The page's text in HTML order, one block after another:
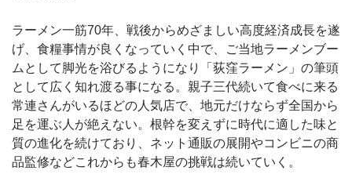
ラーメン一筋70年、戦後からめざましい高度経済成長を遂
げ、食糧事情が良くなっていく中で、ご当地ラーメンブー
ムとして脚光を浴びるようになり「荻窪ラーメン」の筆頭
として広く知れ渡る事になる。親子三代続いて食べに来る
常連さんがいるほどの人気店で、地元だけならず全国から
足を運ぶ人が絶えない。根幹を変えずに時代に適した味と
質の進化を続けており、ネット通販の展開やコンビニの商
品監修などこれからも春木屋の挑戦は続いていく。